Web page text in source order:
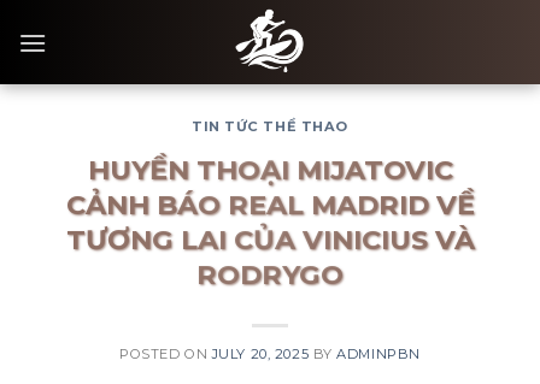
TIN TỨC THỂ THAO
HUYỀN THOẠI MIJATOVIC
CẢNH BÁO REAL MADRID VỀ
TƯƠNG LAI CỦA VINICIUS VÀ
RODRYGO
POSTED ONJULY 20, 2025 BYADMINPBN